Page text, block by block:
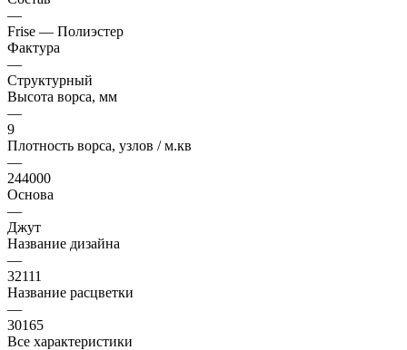
—
Frise — Полиэстер
Фактура
—
Структурный
Высота ворса, мм
—
9
Плотность ворса, узлов / м.кв
—
244000
Основа
—
Джут
Название дизайна
—
32111
Название расцветки
—
30165
Все характеристики